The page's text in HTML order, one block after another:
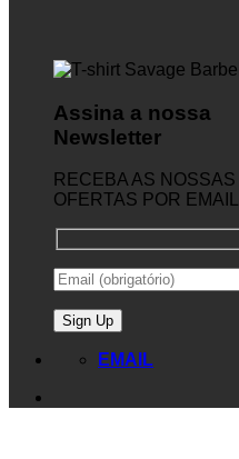
Assina a nossa
Newsletter
RECEBA AS NOSSAS
OFERTAS POR EMAIL
EMAIL